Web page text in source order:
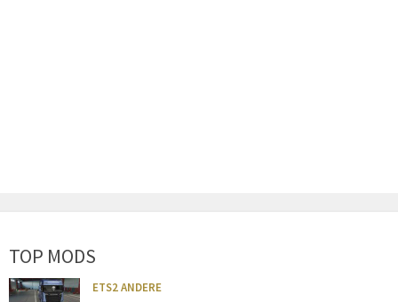
TOP MODS
ETS2 ANDERE